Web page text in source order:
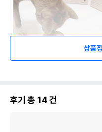
상품
후기 총 14건